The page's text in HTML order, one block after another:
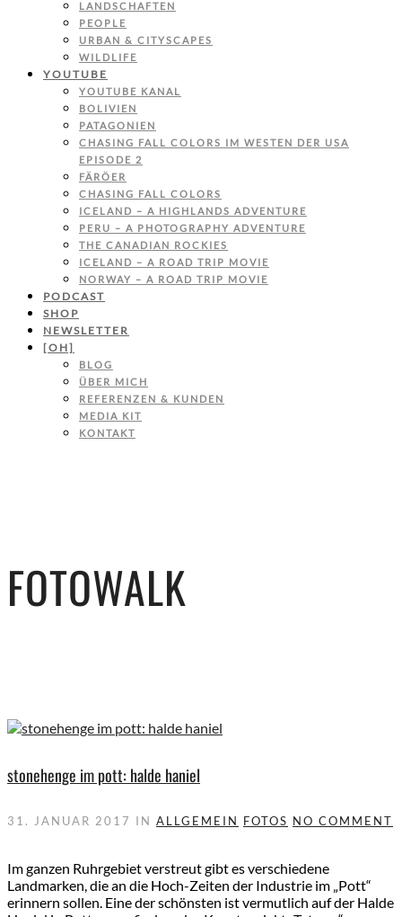
LANDSCHAFTEN
PEOPLE
URBAN & CITYSCAPES
WILDLIFE
YOUTUBE
YOUTUBE KANAL
BOLIVIEN
PATAGONIEN
CHASING FALL COLORS IM WESTEN DER USA
EPISODE 2
FÄRÖER
CHASING FALL COLORS
ICELAND – A HIGHLANDS ADVENTURE
PERU – A PHOTOGRAPHY ADVENTURE
THE CANADIAN ROCKIES
ICELAND – A ROAD TRIP MOVIE
NORWAY – A ROAD TRIP MOVIE
PODCAST
SHOP
NEWSLETTER
[OH]
BLOG
ÜBER MICH
REFERENZEN & KUNDEN
MEDIA KIT
KONTAKT
FOTOWALK
stonehenge im pott: halde haniel
31. JANUAR 2017 IN ALLGEMEIN FOTOS NO COMMENT
Im ganzen Ruhrgebiet verstreut gibt es verschiedene
Landmarken, die an die Hoch-Zeiten der Industrie im „Pott“
erinnern sollen. Eine der schönsten ist vermutlich auf der Halde